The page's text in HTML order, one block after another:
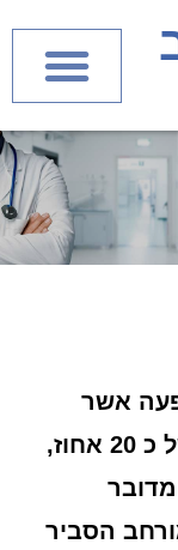
אשר
עשויה להתרחש בהסתברות של כ 20 אחוז,
הסביר